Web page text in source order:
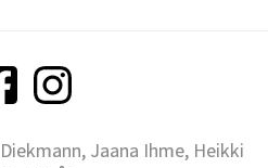
Jaana Ihme, Heikki